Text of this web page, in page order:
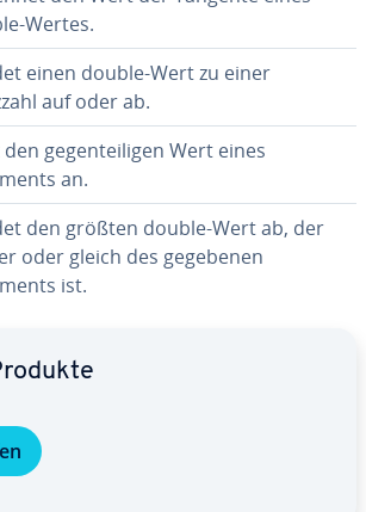
Wertes.
einen double-Wert zu einer
auf oder ab.
den ge­gen­tei­li­gen Wert eines
an.
den größten double-Wert ab, der
oder gleich des gegebenen
ist.